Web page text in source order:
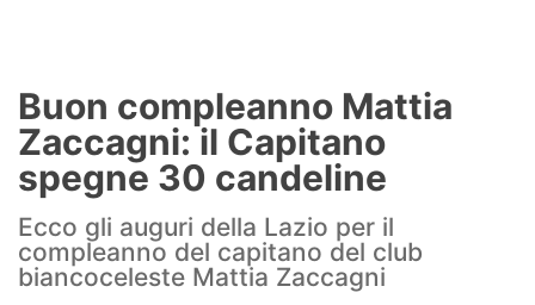
Formello
Infortuni
Primavera
Calciomercato
Buon compleanno Mattia
Zaccagni: il Capitano
spegne 30 candeline
Ecco gli auguri della Lazio per il
compleanno del capitano del club
biancoceleste Mattia Zaccagni